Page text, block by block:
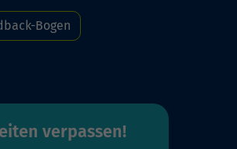
Bogen
verpassen!